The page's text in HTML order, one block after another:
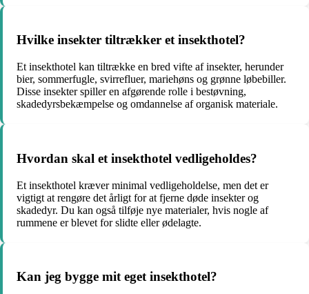
Hvilke insekter tiltrækker et insekthotel?
Et insekthotel kan tiltrække en bred vifte af insekter, herunder
bier, sommerfugle, svirrefluer, mariehøns og grønne løbebiller.
Disse insekter spiller en afgørende rolle i bestøvning,
skadedyrsbekæmpelse og omdannelse af organisk materiale.
Hvordan skal et insekthotel vedligeholdes?
Et insekthotel kræver minimal vedligeholdelse, men det er
vigtigt at rengøre det årligt for at fjerne døde insekter og
skadedyr. Du kan også tilføje nye materialer, hvis nogle af
rummene er blevet for slidte eller ødelagte.
Kan jeg bygge mit eget insekthotel?